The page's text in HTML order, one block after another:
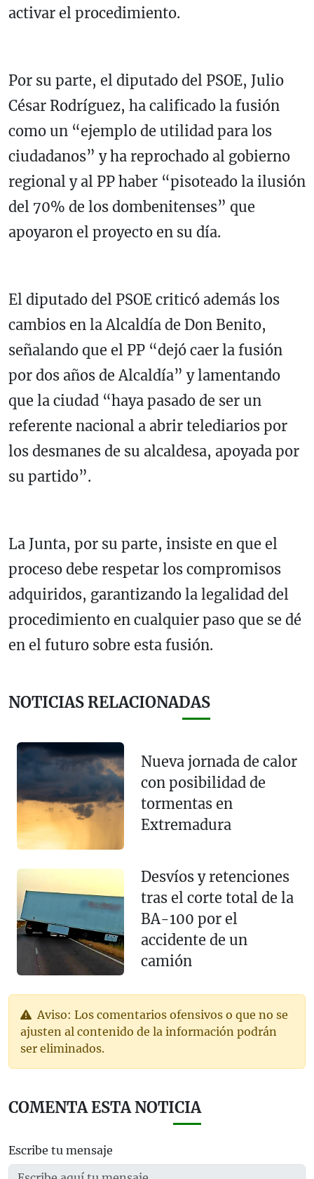
activar el procedimiento.
Por su parte, el diputado del PSOE, Julio
César Rodríguez, ha calificado la fusión
como un “ejemplo de utilidad para los
ciudadanos” y ha reprochado al gobierno
regional y al PP haber “pisoteado la ilusión
del 70% de los dombenitenses” que
apoyaron el proyecto en su día.
El diputado del PSOE criticó además los
cambios en la Alcaldía de Don Benito,
señalando que el PP “dejó caer la fusión
por dos años de Alcaldía” y lamentando
que la ciudad “haya pasado de ser un
referente nacional a abrir telediarios por
los desmanes de su alcaldesa, apoyada por
su partido”.
La Junta, por su parte, insiste en que el
proceso debe respetar los compromisos
adquiridos, garantizando la legalidad del
procedimiento en cualquier paso que se dé
en el futuro sobre esta fusión.
NOTICIAS RELACIONADAS
Nueva jornada de calor
con posibilidad de
tormentas en
Extremadura
Desvíos y retenciones
tras el corte total de la
BA-100 por el
accidente de un
camión
Aviso: Los comentarios ofensivos o que no se
ajusten al contenido de la información podrán
ser eliminados.
COMENTA ESTA NOTICIA
Escribe tu mensaje